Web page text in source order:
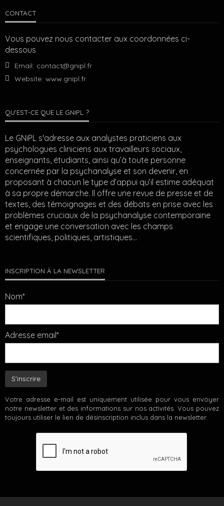
CONTACT
Vous pouvez nous contacter aux coordonnées ci-
dessous
Email: contact@gnipl.fr
Website: www.gnipl.fr
QU’EST-CE QUE LE GNIPL ?
Le GNiPL s'adresse aux analystes praticiens aux
psychologues cliniciens aux travailleurs sociaux,
enseignants, étudiants, ainsi qu’à toute personne
concernée par la psychanalyse et son devenir, en
proposant à chacun le type d’appui qu’il estime adéquat
à sa propre démarche. Il offre une revue de presse et de
textes, des témoignages et des débats en prise avec les
problèmes cruciaux de la psychanalyse contemporaine
et engage une conversation avec les champs
scientifiques, politiques, artistiques…
INSCRIPTION À LA NEWSLETTER
Nom*
Adresse email*
Votre adresse e-mail est uniquement utilisée pour vous envoyer
notre newsletter et des informations sur nos activités. Vous pouvez
toujours utiliser le lien de désinscription inclus dans la newsletter.